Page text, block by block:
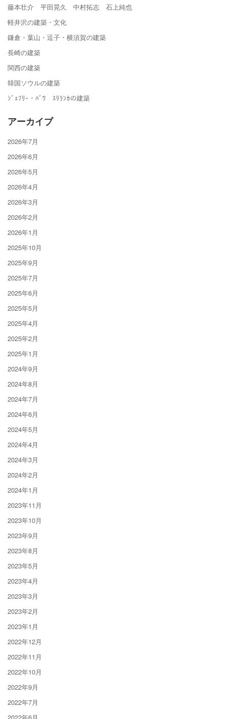
藤本壮介 平田晃久 中村拓志 石上純也
軽井沢の建築・文化
鎌倉・葉山・逗子・横須賀の建築
長崎の建築
関西の建築
韓国ソウルの建築
ｼﾞｪﾌﾘｰ・ﾊﾞﾜ ｽﾘﾗﾝｶの建築
アーカイブ
2026年7月
2026年6月
2026年5月
2026年4月
2026年3月
2026年2月
2026年1月
2025年10月
2025年9月
2025年7月
2025年6月
2025年5月
2025年4月
2025年2月
2025年1月
2024年9月
2024年8月
2024年7月
2024年6月
2024年5月
2024年4月
2024年3月
2024年2月
2024年1月
2023年11月
2023年10月
2023年9月
2023年8月
2023年5月
2023年4月
2023年3月
2023年2月
2023年1月
2022年12月
2022年11月
2022年10月
2022年9月
2022年7月
2022年6月